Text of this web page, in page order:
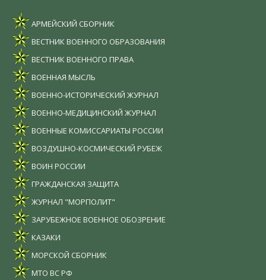
АРМЕЙСКИЙ СБОРНИК
ВЕСТНИК ВОЕННОГО ОБРАЗОВАНИЯ
ВЕСТНИК ВОЕННОГО ПРАВА
ВОЕННАЯ МЫСЛЬ
ВОЕННО-ИСТОРИЧЕСКИЙ ЖУРНАЛ
ВОЕННО-МЕДИЦИНСКИЙ ЖУРНАЛ
ВОЕННЫЕ КОМИССАРИАТЫ РОССИИ
ВОЗДУШНО-КОСМИЧЕСКИЙ РУБЕЖ
ВОИН РОССИИ
ГРАЖДАНСКАЯ ЗАЩИТА
ЖУРНАЛ "МОРПОЛИТ"
ЗАРУБЕЖНОЕ ВОЕННОЕ ОБОЗРЕНИЕ
КАЗАКИ
МОРСКОЙ СБОРНИК
МТО ВС РФ